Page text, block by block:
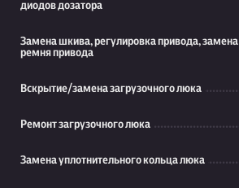
диодов дозатора
Замена шкива, регулировка привода, замена
ремня привода
Вскрытие/замена загрузочного люка
Ремонт загрузочного люка
Замена уплотнительного кольца люка